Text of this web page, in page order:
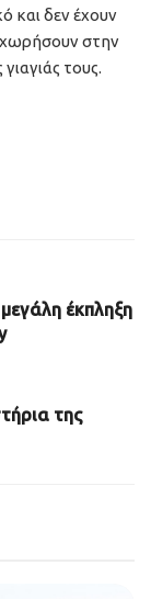
και δεν έχουν
στην
τους.
μεγάλη έκπληξη
της